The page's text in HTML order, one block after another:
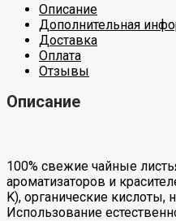
Описание
Дополнительная
Доставка
Оплата
Отзывы
Описание
100% свежие чайные
ароматизаторов и
K), органические
Использование